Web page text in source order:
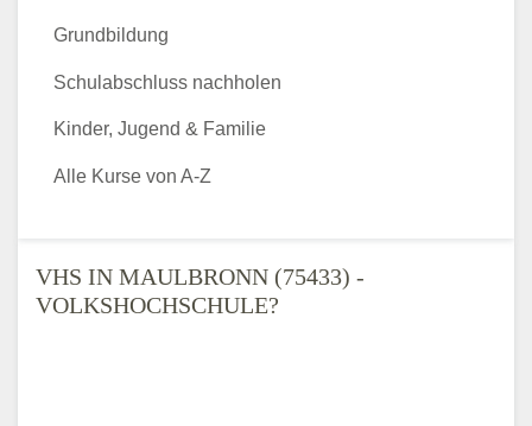
VHS IN MAULBRONN (75433) -
VOLKSHOCHSCHULE?
Grundbildung
Schulabschluss nachholen
Kinder, Jugend & Familie
Alle Kurse von A-Z